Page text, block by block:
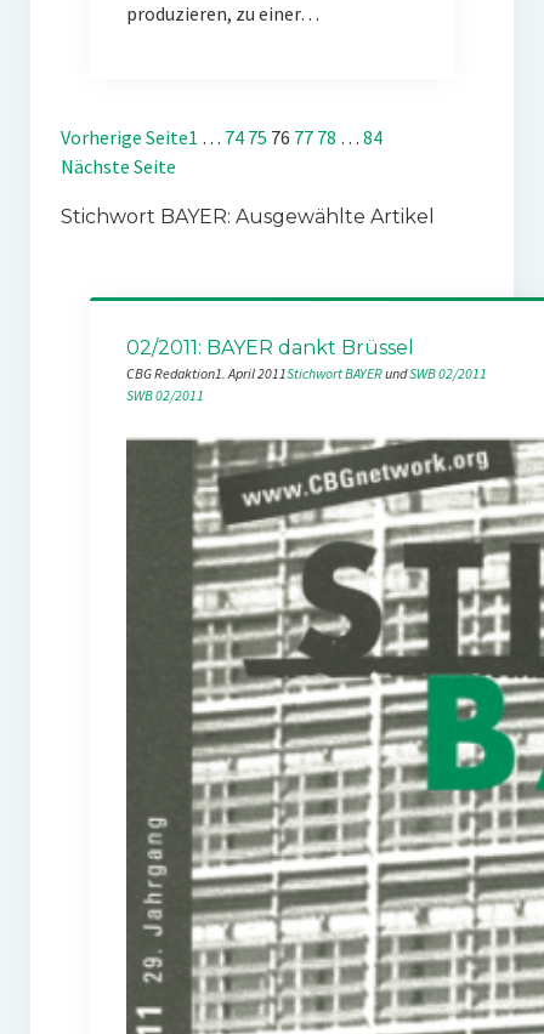
produzieren, zu einer…
Vorherige Seite1 … 74 75 76 77 78 … 84
Nächste Seite
Stichwort BAYER: Ausgewählte Artikel
02/2011: BAYER dankt Brüssel
CBG Redaktion1. April 2011Stichwort BAYER und SWB 02/2011
SWB 02/2011